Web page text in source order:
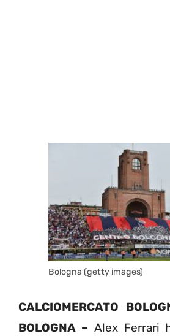
Bologna (getty images)
CALCIOMERCATO
BOLOGNA – Alex Ferrari